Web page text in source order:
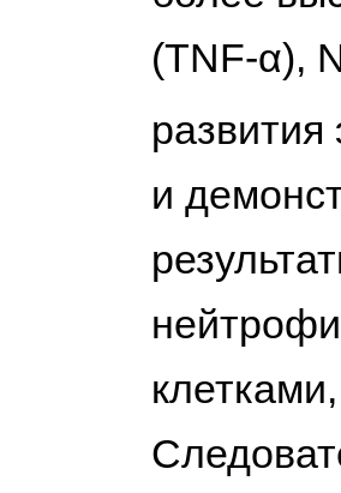
(TNF-α),
развития
и